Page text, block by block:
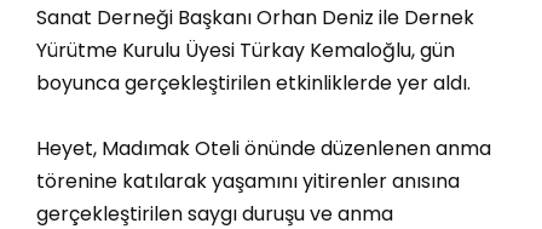
Sanat Derneği Başkanı Orhan Deniz ile Dernek
Yürütme Kurulu Üyesi Türkay Kemaloğlu, gün
boyunca gerçekleştirilen etkinliklerde yer aldı.
Heyet, Madımak Oteli önünde düzenlenen anma
törenine katılarak yaşamını yitirenler anısına
gerçekleştirilen saygı duruşu ve anma